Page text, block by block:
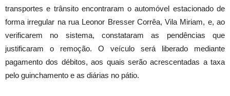
transportes e trânsito encontraram o automóvel estacionado de
forma irregular na rua Leonor Bresser Corrêa, Vila Miriam, e, ao
verificarem no sistema, constataram as pendências que
justificaram o remoção. O veículo será liberado mediante
pagamento dos débitos, aos quais serão acrescentadas a taxa
pelo guinchamento e as diárias no pátio.